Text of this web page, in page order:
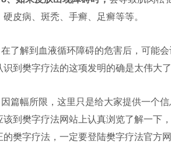
硬皮病、斑秃、手癣、足癣等等。
在了解到血液循环障碍的危害后，可能
识到樊字疗法的这项发明的确是太伟大
因篇幅所限，这里只是给大家提供一个
该到樊字疗法网站上认真浏览了解一下
的樊字疗法，一定要登陆樊字疗法官方